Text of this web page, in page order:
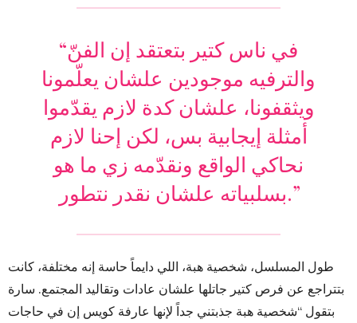
“في ناس كتير بتعتقد إن الفنّ
والترفيه موجودين علشان يعلّمونا
ويثقفونا، علشان كدة لازم يقدّموا
أمثلة إيجابية بس، لكن إحنا لازم
نحاكي الواقع ونقدّمه زي ما هو
بسلبياته علشان نقدر نتطور.”
طول المسلسل، شخصية هبة، اللي دايماً حاسة إنه مختلفة، كانت
بتتراجع عن فرص كتير جاتلها علشان عادات وتقاليد المجتمع. سارة
بتقول “شخصية هبة جذبتني جداً لإنها عارفة كويس إن في حاجات